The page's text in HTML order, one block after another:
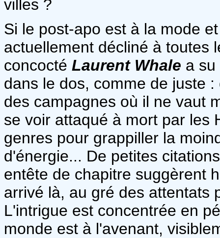
villes ?
Si le post-apo est à la mode
actuellement décliné à toutes
concocté Laurent Whale a su
dans le dos, comme de juste
des campagnes où il ne vaut
se voir attaqué à mort par les
genres pour grappiller la
d'énergie... De petites
entête de chapitre suggèrent
arrivé là, au gré des attentats
L'intrigue est concentrée en
monde est à l'avenant,